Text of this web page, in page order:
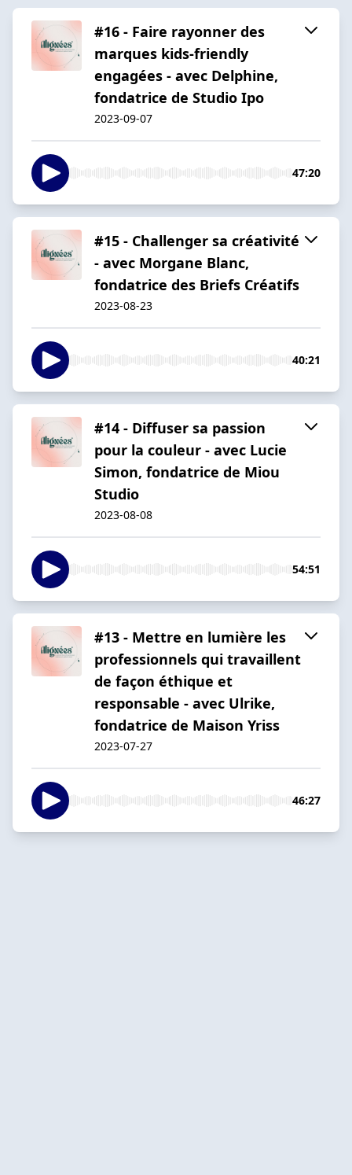
#16 - Faire rayonner des
marques kids-friendly
engagées - avec Delphine,
fondatrice de Studio Ipo
2023-09-07
47:20
#15 - Challenger sa créativité
- avec Morgane Blanc,
fondatrice des Briefs Créatifs
2023-08-23
40:21
#14 - Diffuser sa passion
pour la couleur - avec Lucie
Simon, fondatrice de Miou
Studio
2023-08-08
54:51
#13 - Mettre en lumière les
professionnels qui travaillent
de façon éthique et
responsable - avec Ulrike,
fondatrice de Maison Yriss
2023-07-27
46:27